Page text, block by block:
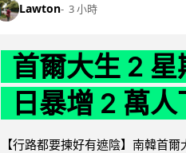
Lawton 3 小時
首爾大生 2
日暴增 2 萬
【行路都要揀好有遮陰】南韓首